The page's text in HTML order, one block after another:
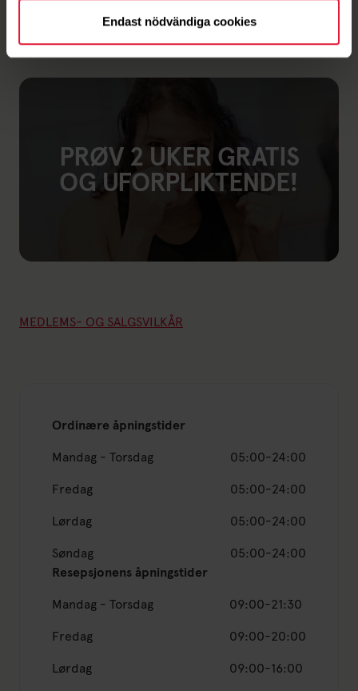
Endast nödvändiga cookies
Link til: Friskis Go
PRØV 2 UKER GRATIS
OG UFORPLIKTENDE!
MEDLEMS- OG SALGSVILKÅR
Ordinære åpningstider
Mandag - Torsdag 05:00-24:00
Fredag 05:00-24:00
Lørdag 05:00-24:00
Søndag
05:00-24:00
Resepsjonens åpningstider
Mandag - Torsdag 09:00-21:30
Fredag 09:00-20:00
Lørdag 09:00-16:00